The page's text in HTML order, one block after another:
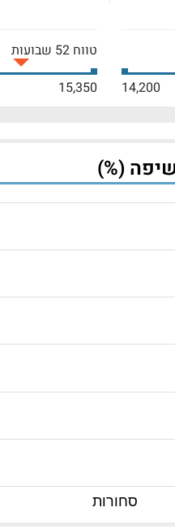
14,200
טווח 52 שבועות
15,350
(%)
סחורות